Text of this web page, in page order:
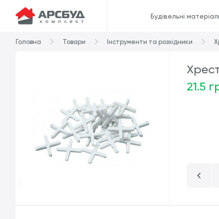
Будівельні
Головна Товари Інструменти та розхідники
21.5